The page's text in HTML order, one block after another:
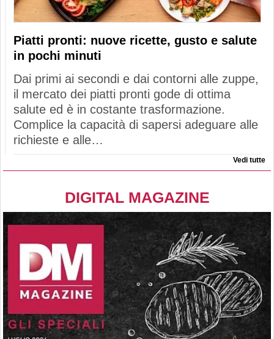
Piatti pronti: nuove ricette, gusto e salute
in pochi minuti
Dai primi ai secondi e dai contorni alle zuppe,
il mercato dei piatti pronti gode di ottima
salute ed è in costante trasformazione.
Complice la capacità di sapersi adeguare alle
richieste e alle…
Vedi tutte
DIGITAL MAGAZINE